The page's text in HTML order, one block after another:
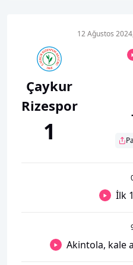
Çaykur
Rizespor
1
12 Ağustos
İlk
Akintola, kale